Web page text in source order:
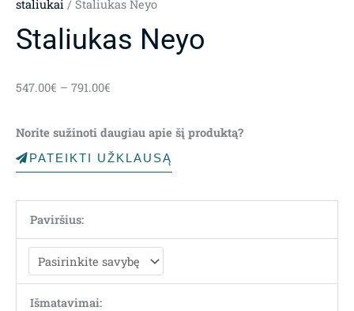
staliukai / Staliukas Neyo
Staliukas Neyo
547.00€ – 791.00€
through
791.00€
Norite sužinoti daugiau apie šį produktą?
PATEIKTI UŽKLAUSĄ
Paviršius:
Išmatavimai: